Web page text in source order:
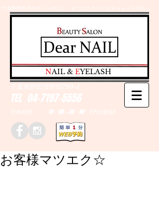
千葉県野田市のネイルサロン、まつげエクステはＤｅａｒＮAILへ
TEL 04-7197-5556
営業時間 10：00～20：00 (予約優先)
千葉県野田市野田790-1
​NAIL & EYELASH
お客様マツエク☆